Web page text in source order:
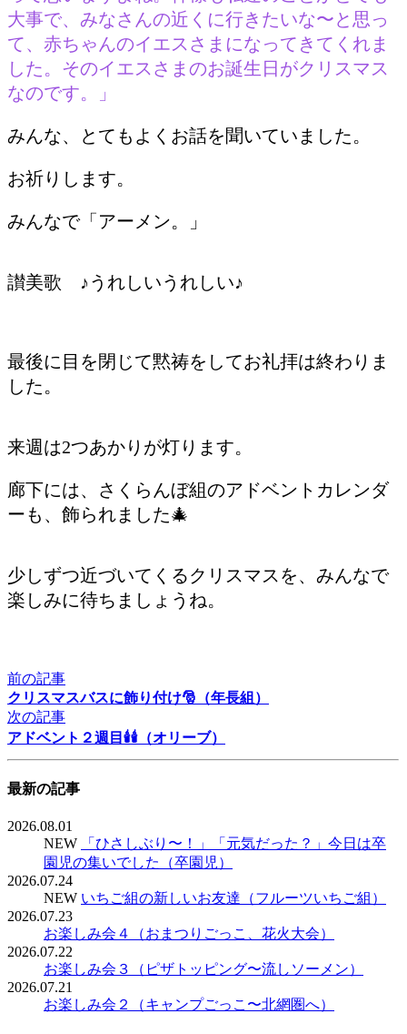
大事で、みなさんの近くに行きたいな〜と思っ
て、赤ちゃんのイエスさまになってきてくれま
した。そのイエスさまのお誕生日がクリスマス
なのです。」
みんな、とてもよくお話を聞いていました。
お祈りします。
みんなで「アーメン。」
讃美歌 ♪うれしいうれしい♪
最後に目を閉じて黙祷をしてお礼拝は終わりま
した。
来週は2つあかりが灯ります。
廊下には、さくらんぼ組のアドベントカレンダ
ーも、飾られました🎄
少しずつ近づいてくるクリスマスを、みんなで
楽しみに待ちましょうね。
前の記事
クリスマスバスに飾り付け🎅（年長組）
次の記事
アドベント２週目🕯🕯（オリーブ）
最新の記事
2026.08.01
NEW
「ひさしぶり〜！」「元気だった？」今日は卒
園児の集いでした（卒園児）
2026.07.24
NEW いちご組の新しいお友達（フルーツいちご組）
2026.07.23
お楽しみ会４（おまつりごっこ、花火大会）
2026.07.22
お楽しみ会３（ピザトッピング〜流しソーメン）
2026.07.21
お楽しみ会２（キャンプごっこ〜北網圏へ）